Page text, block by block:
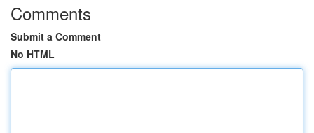
Comments
Submit a Comment
No HTML